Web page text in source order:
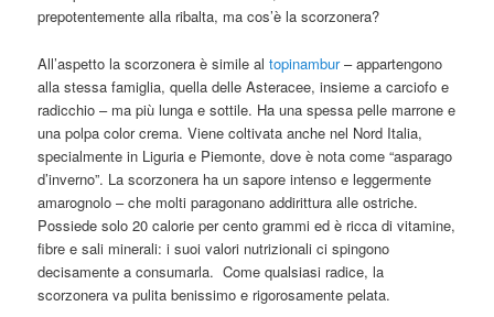
prepotentemente alla ribalta, ma cos’è la scorzonera?
All’aspetto la scorzonera è simile altopinambur– appartengono
alla stessa famiglia, quella delle Asteracee, insieme a carciofo e
radicchio – ma più lunga e sottile. Ha una spessa pelle marrone e
una polpa color crema. Viene coltivata anche nel Nord Italia,
specialmente in Liguria e Piemonte, dove è nota come “asparago
d’inverno”. La scorzonera ha un sapore intenso e leggermente
amarognolo – che molti paragonano addirittura alle ostriche.
Possiede solo 20 calorie per cento grammi ed è ricca di vitamine,
fibre e sali minerali: i suoi valori nutrizionali ci spingono
decisamente a consumarla. Come qualsiasi radice, la
scorzonera va pulita benissimo e rigorosamente pelata.